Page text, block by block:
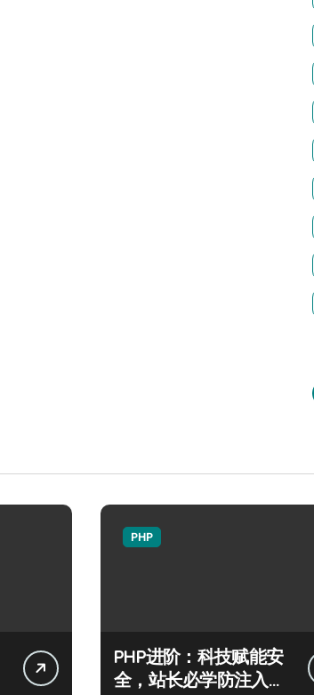
PHP
PHP进阶：科技赋能安
全，站长必学防注入核